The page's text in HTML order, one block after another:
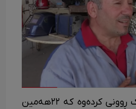
نوورەدین چاکماک ڕوونی کردەوە کە ٢٢هەمین